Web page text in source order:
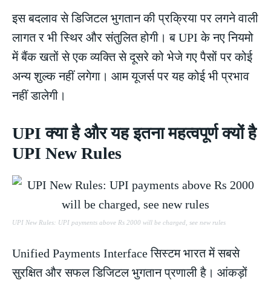
इस बदलाव से डिजिटल भुगतान की प्रक्रिया पर लगने वाली
लागत र भी स्थिर और संतुलित होगी। ब UPI के नए नियमो
में बैंक खतों से एक व्यक्ति से दूसरे को भेजे गए पैसों पर कोई
अन्य शुल्क नहीं लगेगा। आम यूजर्स पर यह कोई भी प्रभाव
नहीं डालेगी।
UPI क्या है और यह इतना महत्वपूर्ण क्यों है
UPI New Rules
UPI New Rules: UPI payments above Rs 2000 will be charged, see new rules
Unified Payments Interface सिस्टम भारत में सबसे
सुरक्षित और सफल डिजिटल भुगतान प्रणाली है। आंकड़ों